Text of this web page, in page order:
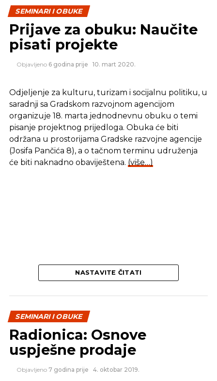
nastanku, preventivi i prevazilaženju konflikta
unutar tima, kako planirati obaveze, delegirati i
postaviti prioritete u radu.
odobravamo dodatne cjenovne pogodnosti.
Kotizacija: 250 KM/150 KM*
* Za članove Entrepreneurship kluba. Za
informacije o učlanjenju kliknite ovdje. (Kotizacija
uključuje: participaciju u treningu, predavanja
profesionalaca i ljudi iz branše, certifikat,
handoute, snack i osvježenja tokom treninga);
KURGAN d.o.o. ID: 4201911470004; Azize
Šaćirbegović bb, 71000 Sarajevo,
E-mail: training@kurgan.ba
Prijave za obuku: Naučite
pisati projekte
Objavljeno 6 godina prije 10. mart 2020.
organizuje 18. marta jednodnevnu obuku o temi
pisanje projektnog prijedloga. Obuka će biti
održana u prostorijama Gradske razvojne agencije
(Josifa Pančića 8), a o tačnom terminu udruženja
će biti naknadno obaviještena.(više…)
SEMINARI I OBUKE
Radionica: Osnove
uspješne prodaje
Objavljeno 7 godina prije 4. oktobar 2019.